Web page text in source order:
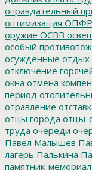
оправдательный
оптимизация ОПФР
оружие ОСВВ
особый
осужденные отдых
отключение
окна отмена
период
отравление
отцы города отцы-
труда очереди
Павел Малышев
лагерь Палькина
памятник-мемориал